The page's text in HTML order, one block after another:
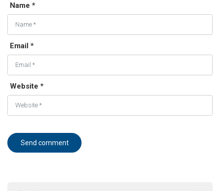
Name *
Email *
Website *